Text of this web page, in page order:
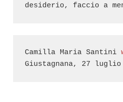
desiderio, faccio a
Camilla Maria Santini
Giustagnana, 27 luglio